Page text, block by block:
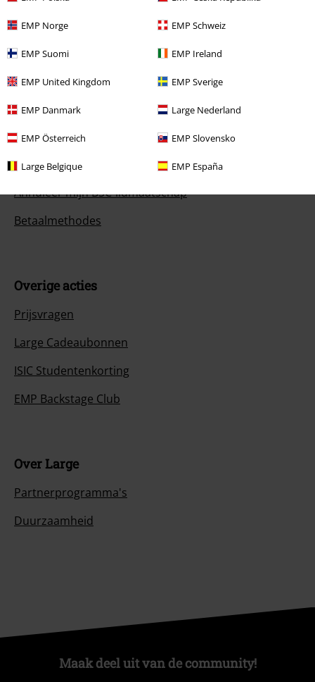
EMP Norge EMP Schweiz
EMP Suomi EMP Ireland
EMP United Kingdom EMP Sverige
EMP Danmark Large Nederland
EMP Österreich EMP Slovensko
Large Belgique EMP España
Service, catalogus, prijsvragen etc.
Veelgestelde vragen
Retourvoorwaarden
Retourneer item
Algemene maat info
Annuleer mijn BSC-lidmaatschap
Betaalmethodes
Overige acties
Prijsvragen
Large Cadeaubonnen
ISIC Studentenkorting
EMP Backstage Club
Over Large
Partnerprogramma's
Duurzaamheid
Maak deel uit van de community!